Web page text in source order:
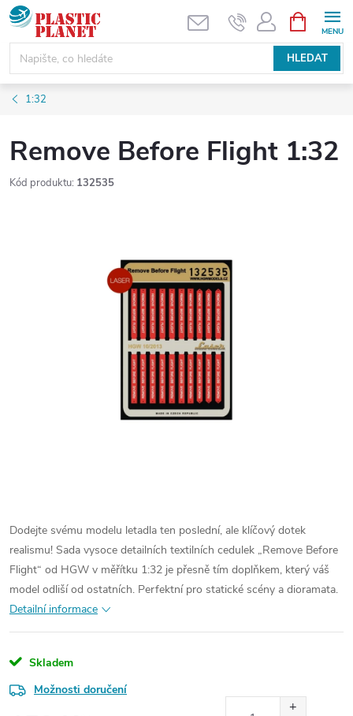
Přejít
na
obsah
HLEDAT
NÁKUPNÍ
KOŠÍK
1:32
Remove Before Flight 1:32
Kód produktu: 132535
Dodejte svému modelu letadla ten poslední, ale klíčový dotek
realismu! Sada vysoce detailních textilních cedulek „Remove Before
Flight“ od HGW v měřítku 1:32 je přesně tím doplňkem, který váš
model odliší od ostatních. Perfektní pro statické scény a dioramata.
Detailní informace
Skladem
Možnosti doručení